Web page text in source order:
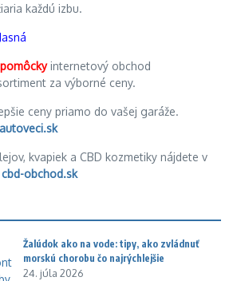
každú izbu.
internetový obchod
za výborné ceny.
ceny priamo do vašej garáže.
autoveci.sk
kvapiek a CBD kozmetiky nájdete v
cbd-obchod.sk
Žalúdok ako na vode: tipy, ako zvládnuť
morskú chorobu čo najrýchlejšie
24. júla 2026